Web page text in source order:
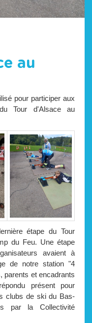
au
pour participer aux
Tour d'Alsace au
étape du Tour
du Feu. Une étape
avaient à
de notre station "4
parents et encadrants
présent pour
clubs de ski du Bas-
par la Collectivité